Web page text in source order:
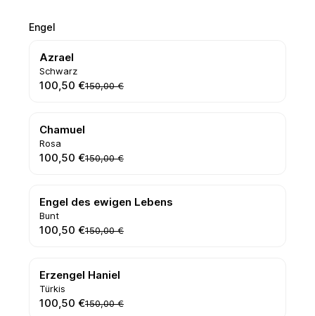
Engel
Azrael
Schwarz
100,50 €150,00 €
Chamuel
Rosa
100,50 €150,00 €
Engel des ewigen Lebens
Bunt
100,50 €150,00 €
Erzengel Haniel
Türkis
100,50 €150,00 €